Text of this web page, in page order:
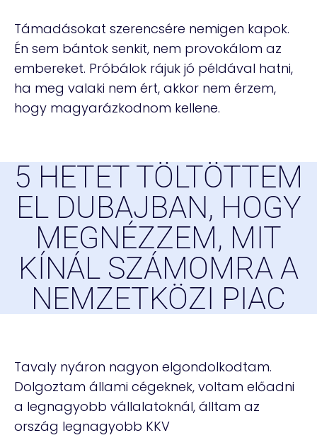
Támadásokat szerencsére nemigen kapok.
Én sem bántok senkit, nem provokálom az
embereket. Próbálok rájuk jó példával hatni,
ha meg valaki nem ért, akkor nem érzem,
hogy magyarázkodnom kellene.
5 HETET TÖLTÖTTEM
EL DUBAJBAN, HOGY
MEGNÉZZEM, MIT
KÍNÁL SZÁMOMRA A
NEMZETKÖZI PIAC
Tavaly nyáron nagyon elgondolkodtam.
Dolgoztam állami cégeknek, voltam előadni
a legnagyobb vállalatoknál, álltam az
ország legnagyobb KKV